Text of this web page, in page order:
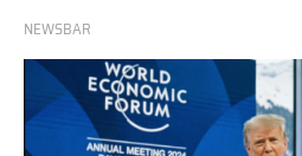
NEWSBAR